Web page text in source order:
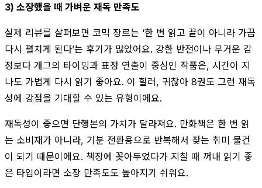
3) 소장했을 때 가벼운 재독 만족도
실제 리뷰를 살펴보면 코믹 장르는 ‘한 번 읽고 끝이 아니라 가끔
다시 펼치게 된다’는 후기가 많았어요. 강한 반전이나 무거운 감
정보다 개그의 타이밍과 표정 연출이 중심인 작품은, 시간이 지
나도 가볍게 다시 읽기 좋아요. 이 힐러, 귀찮아 8권도 그런 재독
성에 강점을 기대할 수 있는 유형이에요.
재독성이 좋으면 단행본의 가치가 달라져요. 만화책은 한 번 읽
는 소비재가 아니라, 기분 전환용으로 반복해서 찾는 취미 물건
이 되기 때문이에요. 책장에 꽂아두었다가 지칠 때 꺼내 읽기 좋
은 타입이라면 소장 만족도도 높아지기 쉬워요.